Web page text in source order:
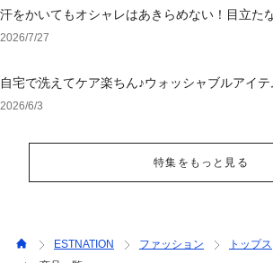
汗をかいてもオシャレはあきらめない！目立た
アウトレットで
2026/7/27
自宅で洗えてケア楽ちん♪ウォッシャブルアイ
2026/6/3
特集をもっと見る
ESTNATION ファッション トップス